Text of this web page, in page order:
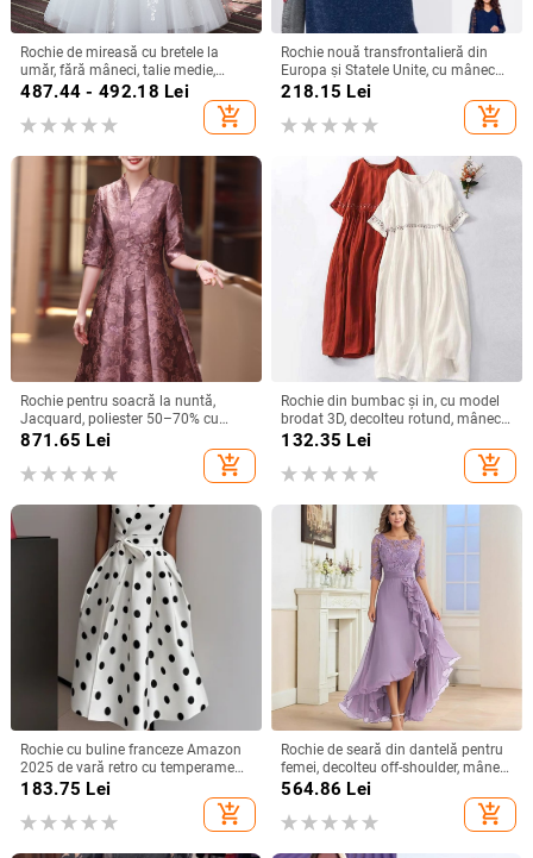
Rochie de mireasă cu bretele la
umăr, fără mâneci, talie medie,
fustă tutu, mătase Mulberry și
487.44 - 492.18 Lei
add_shopping_cart
Rochie nouă transfrontalieră din
Europa și Statele Unite, cu mânecă
lungă, plasă, cusături argintii, cu
guler rotund, industrie grea, fustă
elegantă de calitate la modă
218.15 Lei
add_shopping_cart
Rochie pentru soacră la nuntă,
Jacquard, poliester 50–70% cu
spandex <30%, lungime midi,
primăvara 2025, stil socialite
871.65 Lei
add_shopping_cart
Rochie din bumbac și in, cu model
brodat 3D, decolteu rotund, mâneci
scurte, talie lejeră, croială în linie A,
132.35 Lei
add_shopping_cart
Rochie cu buline franceze Amazon
2025 de vară retro cu temperament
nou, talie subțire, fustă pentru femei
183.75 Lei
add_shopping_cart
Rochie de seară din dantelă pentru
femei, decolteu off-shoulder, mâneci
scurte, croială în A, talie înaltă,
564.86 Lei
add_shopping_cart